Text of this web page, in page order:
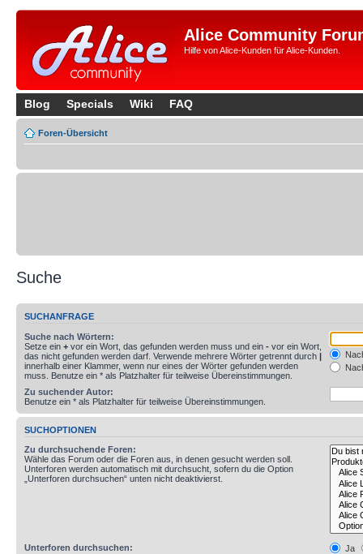
Alice Community
Hilfe von Alice-Kunden für Alice-Kunden.
Blog Specials Wiki FAQ
Foren-Übersicht
Suche
SUCHANFRAGE
Suche nach Wörtern:
Setze ein + vor ein Wort, das gefunden werden muss und ein - vor ein Wort,
das nicht gefunden werden darf. Verwende mehrere Wörter getrennt durch |
innerhalb einer Klammer, wenn nur eines der Wörter gefunden werden
muss. Benutze ein * als Platzhalter für teilweise Übereinstimmungen.
Zu suchender Autor:
Benutze ein * als Platzhalter für teilweise Übereinstimmungen.
SUCHOPTIONEN
Zu durchsuchende Foren:
Wähle das Forum oder die Foren aus, in denen gesucht werden soll.
Unterforen werden automatisch mit durchsucht, sofern du die Option
„Unterforen durchsuchen“ unten nicht deaktivierst.
Unterforen durchsuchen:
Ja